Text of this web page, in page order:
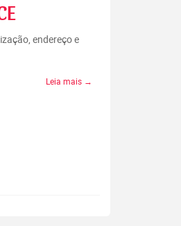
endereço e
Leia mais →